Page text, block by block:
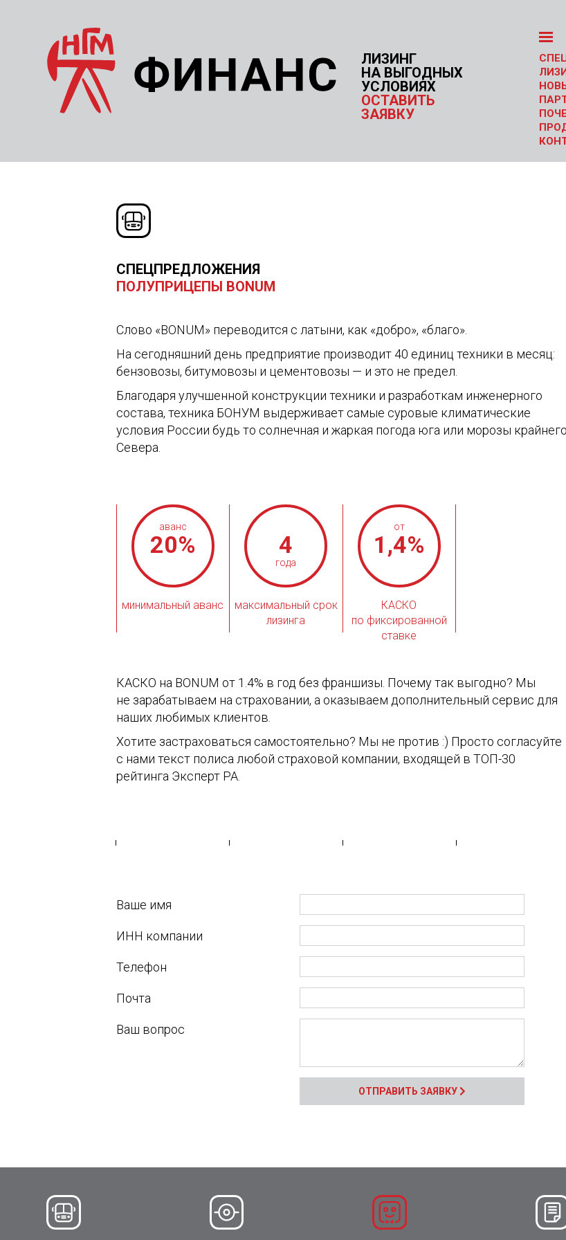
ЛИЗИНГ
НА ВЫГОДНЫХ
УСЛОВИЯХ
ОСТАВИТЬ
ЗАЯВКУ
СПЕЦПРЕДЛОЖЕНИЯ
ПОЛУПРИЦЕПЫ BONUM
Слово «BONUM» переводится с латыни, как «добро», «благо».
На сегодняшний день предприятие производит 40 единиц техники в месяц:
бензовозы, битумовозы и цементовозы — и это не предел.
Благодаря улучшенной конструкции техники и разработкам инженерного
состава, техника БОНУМ выдерживает самые суровые климатические
условия России будь то солнечная и жаркая погода юга или морозы крайнего
Севера.
аванс
20%
минимальный аванс
4
года
максимальный срок
лизинга
от
1,4%
КАСКО
по фиксированной
ставке
КАСКО на BONUM от 1.4% в год без франшизы. Почему так выгодно? Мы
не зарабатываем на страховании, а оказываем дополнительный сервис для
наших любимых клиентов.
Хотите застраховаться самостоятельно? Мы не против :) Просто согласуйте
с нами текст полиса любой страховой компании, входящей в ТОП-30
рейтинга Эксперт РА.
Ваше имя
ИНН компании
Телефон
Почта
Ваш вопрос
ОТПРАВИТЬ ЗАЯВКУ